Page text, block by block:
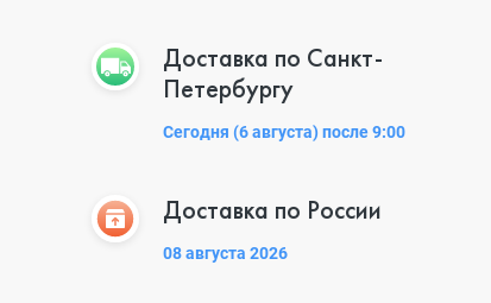
Доставка по Санкт-
Петербургу
Сегодня (6 августа) после 9:00
Доставка по России
08 августа 2026